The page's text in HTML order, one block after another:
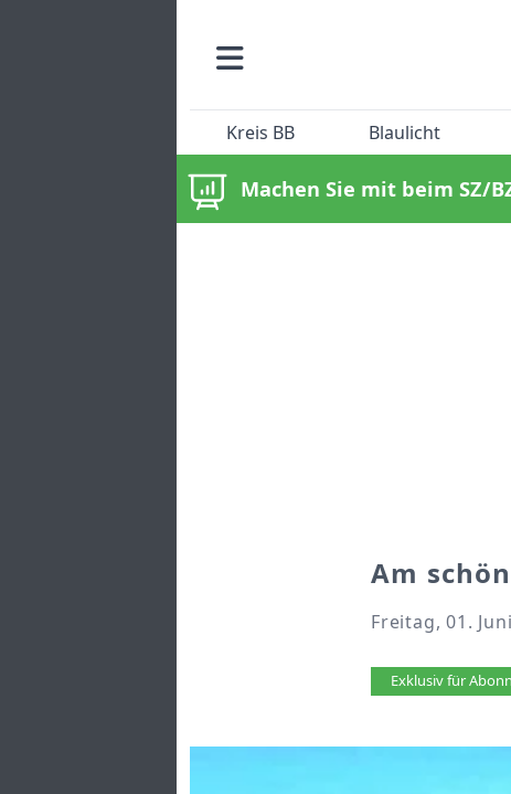
Kreis BB Blaulicht
Machen Sie mit beim SZ/
Am
Freitag, 01.
Artikel
Exklusiv für